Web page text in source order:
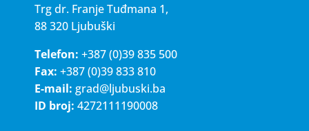
Trg dr. Franje Tuđmana 1,
88 320 Ljubuški
Telefon: +387 (0)39 835 500
Fax: +387 (0)39 833 810
E-mail: grad@ljubuski.ba
ID broj: 4272111190008